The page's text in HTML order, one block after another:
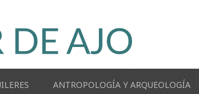
ANTROPOLOGÍA Y ARQUEOLOGÍA